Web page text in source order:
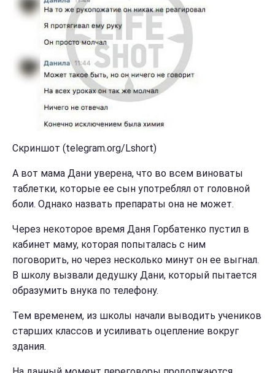
Скриншот (telegram.org/Lshort)
А вот мама Дани уверена, что во всем виноваты
таблетки, которые ее сын употреблял от головной
боли. Однако назвать препараты она не может.
Через некоторое время Даня Горбатенко пустил в
кабинет маму, которая попыталась с ним
поговорить, но через несколько минут он ее выгнал.
В школу вызвали дедушку Дани, который пытается
образумить внука по телефону.
Тем временем, из школы начали выводить учеников
старших классов и усиливать оцепление вокруг
здания.